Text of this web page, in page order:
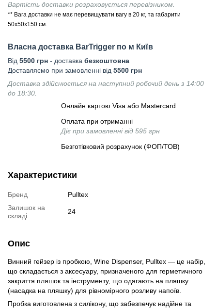
Вартість доставки розраховується перевізником.
** Вага доставки не має перевищувати вагу в 20 кг, та габарити
50х50х150 см.
Власна доставка BarTrigger по м Київ
Від 5500 грн - доставка безкоштовна
Доставляємо при замовленні від 5500 грн
Доставка здійснюється на наступний робочий день з 14:00
до 18:30.
Онлайн картою Visa або Mastercard
Оплата при отриманні
Діє при замовленні від 595 грн
Безготівковий розрахунок (ФОП/ТОВ)
Характеристики
Бренд
Pulltex
Залишок на
складі
24
Опис
Винний гейзер із пробкою, Wine Dispenser, Pulltex — це набір,
що складається з аксесуару, призначеного для герметичного
закриття пляшок та інструменту, що одягають на пляшку
(насадка на пляшку) для рівномірного розливу напоїв.
Пробка виготовлена з силікону, що забезпечує надійне та